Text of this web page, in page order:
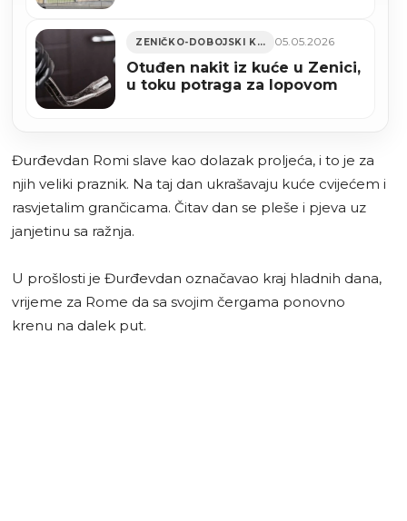
ZENIČKO-DOBOJSKI KANTON 05.05.2026
Otuđen nakit iz kuće u Zenici,
u toku potraga za lopovom
Đurđevdan Romi slave kao dolazak proljeća, i to je za
njih veliki praznik. Na taj dan ukrašavaju kuće cvijećem i
rasvjetalim grančicama. Čitav dan se pleše i pjeva uz
janjetinu sa ražnja.
U prošlosti je Đurđevdan označavao kraj hladnih dana,
vrijeme za Rome da sa svojim čergama ponovno
krenu na dalek put.